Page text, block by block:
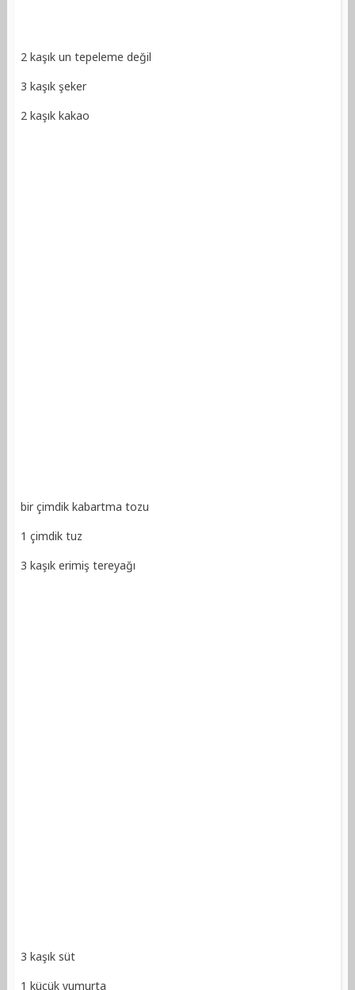
2 kaşık un tepeleme değil
3 kaşık şeker
2 kaşık kakao
bir çimdik kabartma tozu
1 çimdik tuz
3 kaşık erimiş tereyağı
3 kaşık süt
1 küçük yumurta